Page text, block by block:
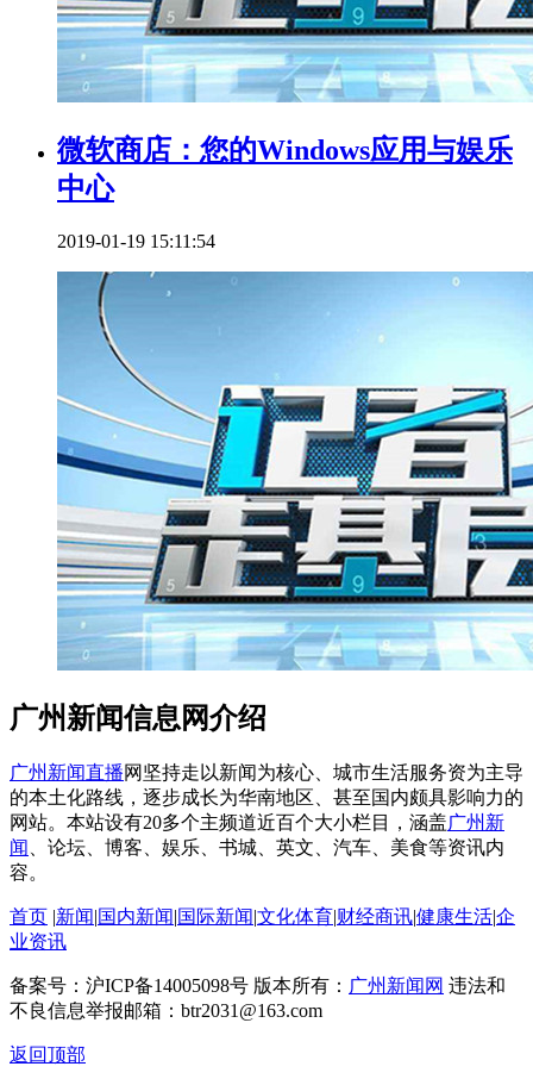
微软商店：您的Windows应用与娱乐
中心
2019-01-19 15:11:54
广州新闻信息网介绍
广州新闻直播网坚持走以新闻为核心、城市生活服务资为主导
的本土化路线，逐步成长为华南地区、甚至国内颇具影响力的
网站。本站设有20多个主频道近百个大小栏目，涵盖广州新
闻
、论坛、博客、娱乐、书城、英文、汽车、美食等资讯内
容。
首页 |新闻|国内新闻|国际新闻|文化体育|财经商讯|健康生活|企
业资讯
备案号：沪ICP备14005098号 版本所有： 广州新闻网 违法和
不良信息举报邮箱：btr2031@163.com
返回顶部